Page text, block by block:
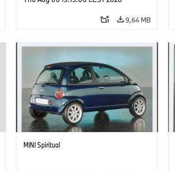
9,64 MB
MINI Spiritual